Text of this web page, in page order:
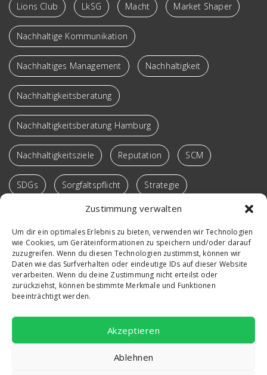
Zustimmung verwalten
Um dir ein optimales Erlebnis zu bieten, verwenden wir Technologien
wie Cookies, um Geräteinformationen zu speichern und/oder darauf
zuzugreifen. Wenn du diesen Technologien zustimmst, können wir
Daten wie das Surfverhalten oder eindeutige IDs auf dieser Website
verarbeiten. Wenn du deine Zustimmung nicht erteilst oder
zurückziehst, können bestimmte Merkmale und Funktionen
beeinträchtigt werden.
Akzeptieren
Ablehnen
Lions Club LkSG Macht Market Shaper
Nachhaltige Kommunikation
Nachhaltiges Management Nachhaltigkeit
Nachhaltigkeitsberatung
Nachhaltigkeitsberatung Hamburg
Nachhaltigkeitsziele Reputation SCM
SDGs Sorgfaltspflicht Strategie
Sustainable SCM
Verantwortung Vortrag Win-Win-Loops
Workshop